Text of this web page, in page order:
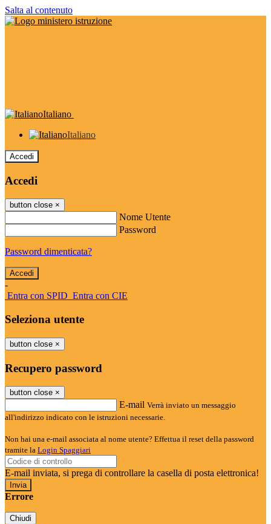
Salta al contenuto
Italiano
Italiano
Accedi
Accedi
button close ×
Nome Utente
Password
Password dimenticata?
-
Entra con SPID Entra con CIE
Seleziona utente
button close ×
Recupero password
button close ×
E-mail Verrà inviato un messaggio
all'indirizzo indicato con le istruzioni necessarie.
Non hai una e-mail associata al nome utente? Effettua il reset della password
tramite la Login Spaggiari
E-mail inviata, si prega di controllare la casella di posta elettronica!
Errore
Chiudi